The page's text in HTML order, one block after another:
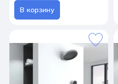
В корзину